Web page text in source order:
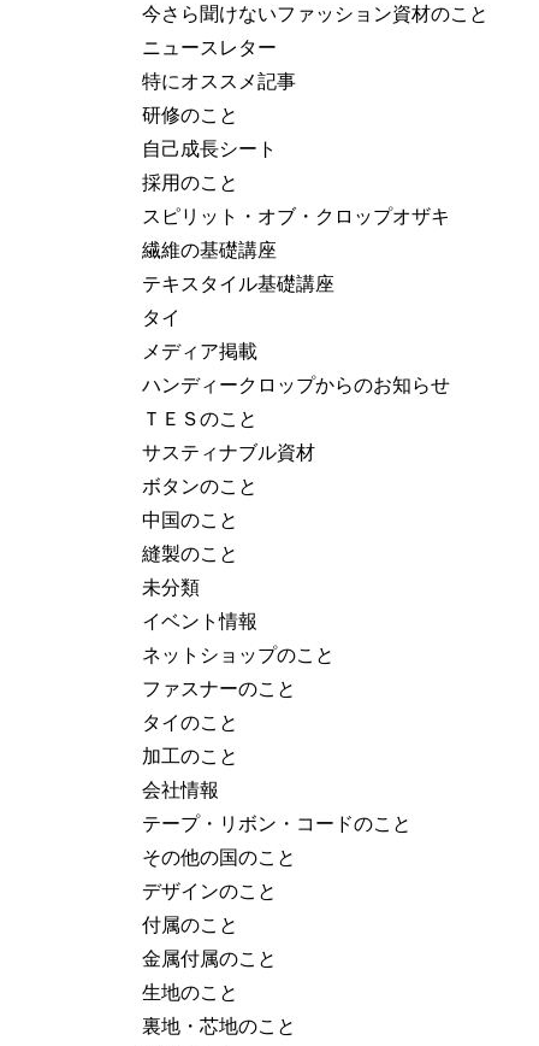
今さら聞けないファッション資材のこと
ニュースレター
特にオススメ記事
研修のこと
自己成長シート
採用のこと
スピリット・オブ・クロップオザキ
繊維の基礎講座
テキスタイル基礎講座
タイ
メディア掲載
ハンディークロップからのお知らせ
ＴＥＳのこと
サスティナブル資材
ボタンのこと
中国のこと
縫製のこと
未分類
イベント情報
ネットショップのこと
ファスナーのこと
タイのこと
加工のこと
会社情報
テープ・リボン・コードのこと
その他の国のこと
デザインのこと
付属のこと
金属付属のこと
生地のこと
裏地・芯地のこと